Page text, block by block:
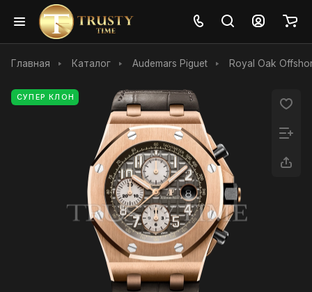
Главная Каталог Audemars Piguet Royal Oak
СУПЕР КЛОН